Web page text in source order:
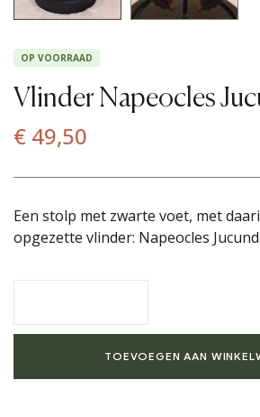
OP VOORRAAD
Vlinder Napeocles
€ 49,50
Een stolp met zwarte voet, met
opgezette vlinder: Napeocles
TOEVOEGEN AAN